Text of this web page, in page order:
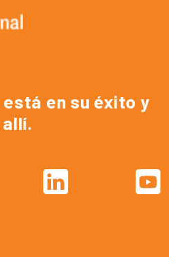
en su éxito y